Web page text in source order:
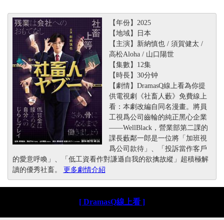
【年份】2025
【地域】日本
【主演】新納慎也 / 須賀健太 /
高松Aloha / 山口陽世
【集數】12集
【時長】30分钟
【劇情】DramasQ線上看為你提
供電視劇《社畜人藪》免費線上
看：本劇改編自同名漫畫。將員
工視爲公司齒輪的純正黑心企業
——WellBlack，營業部第二課的
課長藪鄰一郎是一位將「加班視
爲公司款待」、「投訴當作客戶
的愛意呼喚」、「低工資看作對謙遜自我的欲擒故縱」超積極解
讀的優秀社畜。 更多劇情介紹
[ DramasQ線上看 ]